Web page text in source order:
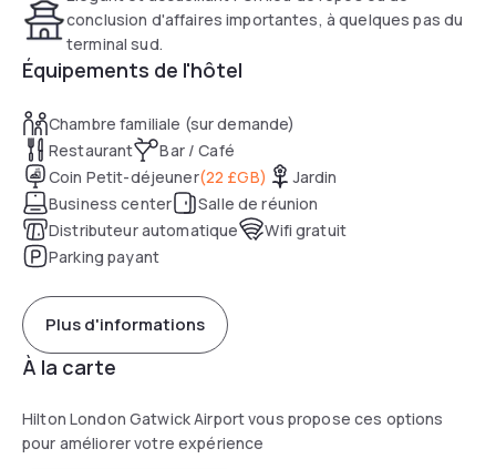
conclusion d'affaires importantes, à quelques pas du
terminal sud.
Équipements de l'hôtel
Chambre familiale (sur demande)
Restaurant
Bar / Café
Coin Petit-déjeuner(22 £GB)
Jardin
Business center
Salle de réunion
Distributeur automatique
Wifi gratuit
Parking payant
Plus d'informations
À la carte
Hilton London Gatwick Airport vous propose ces options
pour améliorer votre expérience